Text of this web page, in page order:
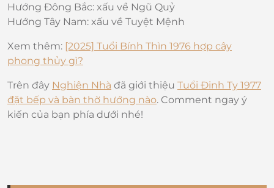
Hướng Đông Bắc: xấu về Ngũ Quỷ
Hướng Tây Nam: xấu về Tuyệt Mệnh
Xem thêm: [2025] Tuổi Bính Thìn 1976 hợp cây
phong thủy gì?
Trên đây Nghiện Nhà đã giới thiệu Tuổi Đinh Tỵ 1977
đặt bếp và bàn thờ hướng nào. Comment ngay ý
kiến của bạn phía dưới nhé!